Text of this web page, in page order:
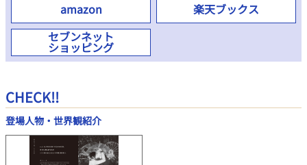
amazon
楽天ブックス
セブンネット
ショッピング
CHECK!!
登場人物・世界観紹介